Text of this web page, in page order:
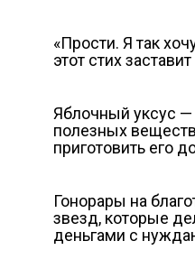
«Прости. Я так
этот стих
Яблочный уксус
полезных
приготовить его
Гонорары на
звезд, которые
деньгами с